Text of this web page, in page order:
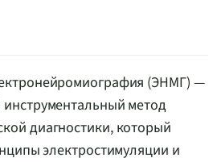
(ЭНМГ) —
метод
диагностики, который
электростимуляции и